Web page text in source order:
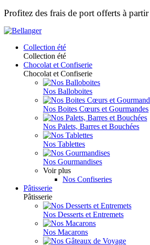
Profitez des frais de port offerts à
Collection été
Collection été
Chocolat et Confiserie
Chocolat et Confiserie
Nos Balloboites
Nos Boites Cœurs et Gourmandes
Nos Palets, Barres et Bouchées
Nos Tablettes
Nos Gourmandises
Voir plus
Nos Confiseries
Pâtisserie
Pâtisserie
Nos Desserts et Entremets
Nos Macarons